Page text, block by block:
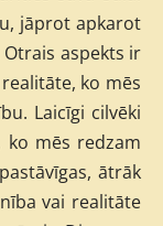
jāprot apkarot
aspekts ir
ko mēs
Laicīgi cilvēki
ko mēs redzam
ātrāk
vai realitāte